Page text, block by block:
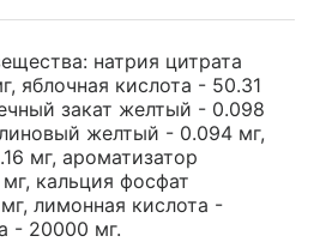
натрия цитрата
яблочная кислота - 50.31
закат желтый - 0.098
желтый - 0.094 мг,
мг, ароматизатор
кальция фосфат
лимонная кислота -
- 20000 мг.